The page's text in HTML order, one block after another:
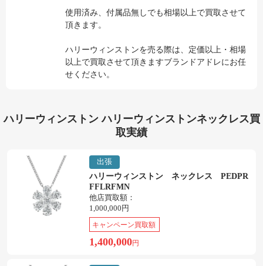
使用済み、付属品無しでも相場以上で買取させて
頂きます。
ハリーウィンストンを売る際は、定価以上・相場
以上で買取させて頂きますブランドアドレにお任
せください。
ハリーウィンストン ハリーウィンストンネックレス買
取実績
出張
ハリーウィンストン ネックレス PEDPR
FFLRFMN
他店買取額：
1,000,000円
キャンペーン買取額
1,400,000円